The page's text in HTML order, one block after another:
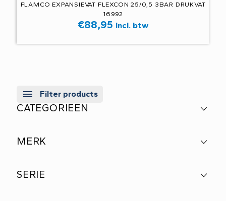
FLAMCO EXPANSIEVAT FLEXCON 25/0,5 3BAR DRUKVAT
16992
€88,95 Incl. btw
Filter products
CATEGORIEEN
MERK
SERIE